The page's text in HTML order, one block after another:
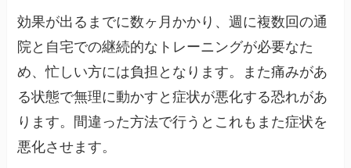
効果が出るまでに数ヶ月かかり、週に複数回の通
院と自宅での継続的なトレーニングが必要なた
め、忙しい方には負担となります。また痛みがあ
る状態で無理に動かすと症状が悪化する恐れがあ
ります。間違った方法で行うとこれもまた症状を
悪化させます。